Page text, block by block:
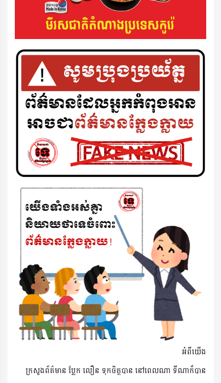
អំពីយើង
ក្រសួងព័ត៌មាន ប្លែក លឿន ទុកចិត្តបាន នៅពេលណា ទីណាក៏បាន